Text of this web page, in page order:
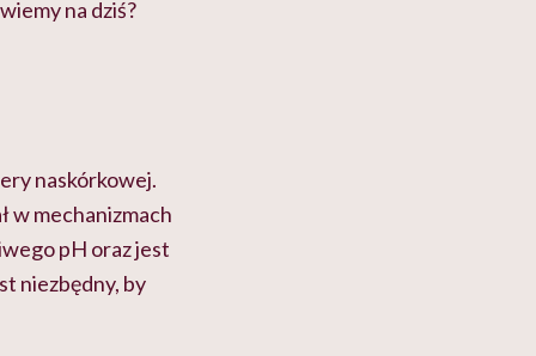
na dziś?
naskórkowej.
w mechanizmach
pH oraz jest
niezbędny, by